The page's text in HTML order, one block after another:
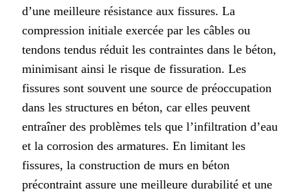
d’une meilleure résistance aux fissures. La
compression initiale exercée par les câbles ou
tendons tendus réduit les contraintes dans le béton,
minimisant ainsi le risque de fissuration. Les
fissures sont souvent une source de préoccupation
dans les structures en béton, car elles peuvent
entraîner des problèmes tels que l’infiltration d’eau
et la corrosion des armatures. En limitant les
fissures, la construction de murs en béton
précontraint assure une meilleure durabilité et une